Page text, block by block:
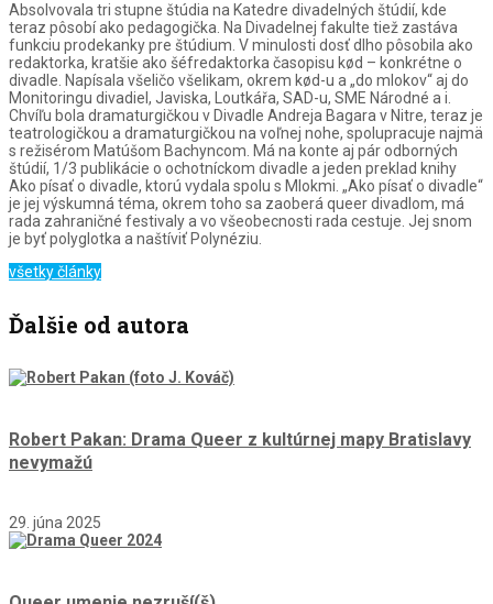
Absolvovala tri stupne štúdia na Katedre divadelných štúdií, kde
teraz pôsobí ako pedagogička. Na Divadelnej fakulte tiež zastáva
funkciu prodekanky pre štúdium. V minulosti dosť dlho pôsobila ako
redaktorka, kratšie ako šéfredaktorka časopisu kød – konkrétne o
divadle. Napísala všeličo všelikam, okrem kød-u a „do mlokov“ aj do
Monitoringu divadiel, Javiska, Loutkářa, SAD-u, SME Národné a i.
Chvíľu bola dramaturgičkou v Divadle Andreja Bagara v Nitre, teraz je
teatrologičkou a dramaturgičkou na voľnej nohe, spolupracuje najmä
s režisérom Matúšom Bachyncom. Má na konte aj pár odborných
štúdií, 1/3 publikácie o ochotníckom divadle a jeden preklad knihy
Ako písať o divadle, ktorú vydala spolu s Mlokmi. „Ako písať o divadle“
je jej výskumná téma, okrem toho sa zaoberá queer divadlom, má
rada zahraničné festivaly a vo všeobecnosti rada cestuje. Jej snom
je byť polyglotka a naštíviť Polynéziu.
všetky články
Ďalšie od autora
Robert Pakan: Drama Queer z kultúrnej mapy Bratislavy
nevymažú
29. júna 2025